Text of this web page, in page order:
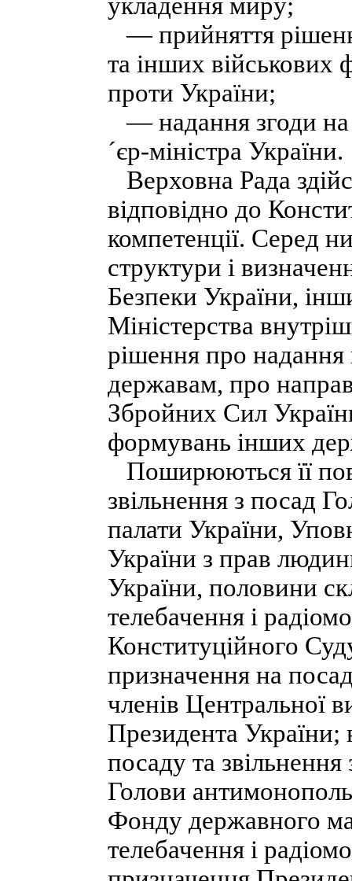
— прийняття
та інших військових
проти України;
— надання згоди
´єр-міністра України.
Верховна Рада
відповідно до
компетенції. Серед
структури і
Безпеки України,
Міністерства
рішення про надання
державам, про
Збройних Сил
формувань інших
Поширюються її
звільнення з посад
палати України,
України з прав
України, половини
телебачення і
Конституційного
призначення на
членів Центральної
Президента України;
посаду та
Голови
Фонду державного
телебачення і